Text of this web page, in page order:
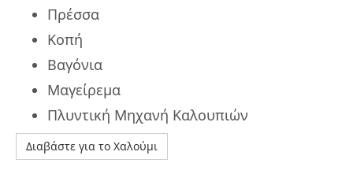
Πρέσσα
Κοπή
Βαγόνια
Μαγείρεμα
Πλυντική Μηχανή Καλουπιών
Διαβάστε για το Χαλούμι